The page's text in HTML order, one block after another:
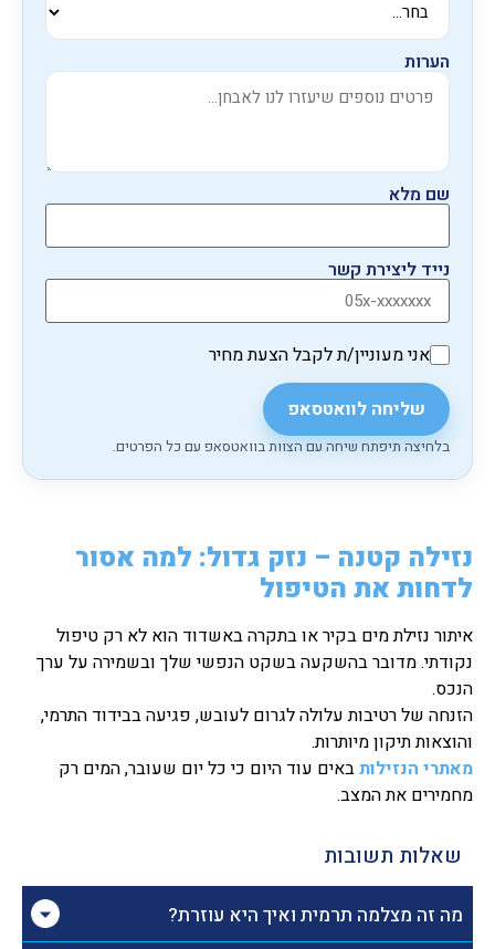
הערות
שם מלא
נייד ליצירת קשר
אני מעוניין/ת לקבל הצעת מחיר
שליחה לוואטסאפ
בלחיצה תיפתח שיחה עם הצוות בוואטסאפ עם כל הפרטים.
נזילה קטנה – נזק גדול: למה אסור
לדחות את הטיפול
איתור נזילת מים בקיר או בתקרה באשדוד הוא לא רק טיפול
נקודתי. מדובר בהשקעה בשקט הנפשי שלך ובשמירה על ערך
הנכס.
הזנחה של רטיבות עלולה לגרום לעובש, פגיעה בבידוד התרמי,
והוצאות תיקון מיותרות.
מאתרי הנזילותבאים עוד היום כי כל יום שעובר, המים רק
מחמירים את המצב.
שאלות תשובות
מה זה מצלמה תרמית ואיך היא עוזרת?